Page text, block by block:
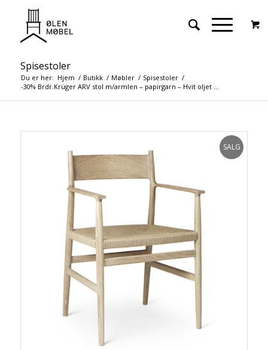
Spisestoler
Du er her: Hjem / Butikk / Møbler / Spisestoler /
-30% Brdr.Krüger ARV stol m/armlen – papirgarn – Hvit oljet ...
SALG